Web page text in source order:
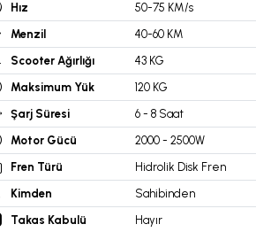
Hız
50-75 KM/s
Menzil
40-60 KM
Scooter Ağırlığı
43 KG
Maksimum Yük
120 KG
Şarj Süresi
6 - 8 Saat
Motor Gücü
2000 - 2500W
Fren Türü
Hidrolik Disk Fren
Kimden
Sahibinden
Takas Kabulü
Hayır